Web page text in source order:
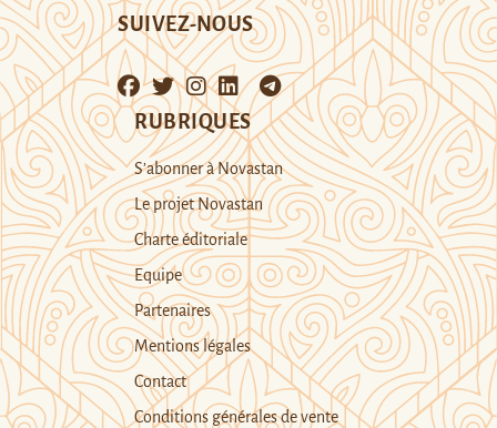
SUIVEZ-NOUS
RUBRIQUES
S’abonner à Novastan
Le projet Novastan
Charte éditoriale
Equipe
Partenaires
Mentions légales
Contact
Conditions générales de vente